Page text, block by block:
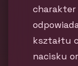
charakter
kształtu
nacisku